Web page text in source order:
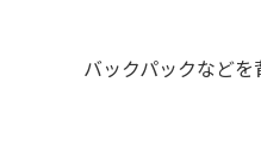
バックパックなどを